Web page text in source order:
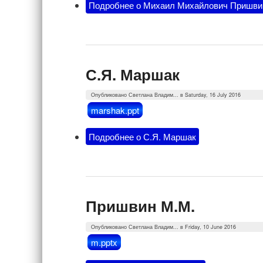
Подробнеео Михаил Михайлович
С.Я. Маршак
ОпубликованоСветлана Владим... в Saturday, 16 July 2016
marshak.ppt
Подробнеео С.Я. Маршак
Пришвин М.М.
ОпубликованоСветлана Владим... в Friday, 10 June 2016
m.pptx